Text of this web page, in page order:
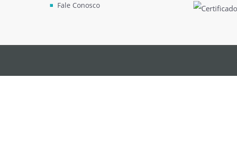
Fale Conosco